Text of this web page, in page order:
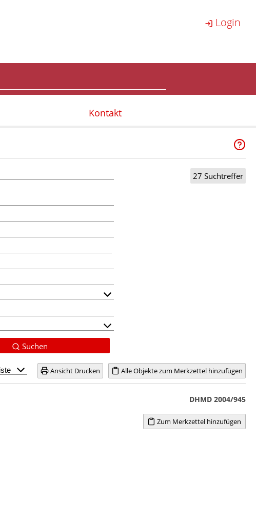
Login
Kontakt
27 Suchtreffer
Suchen
Alle Objekte zum Merkzettel hinzufügen
Ansicht Drucken
DHMD 2004/945
Zum Merkzettel hinzufügen